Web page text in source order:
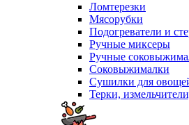
Ломтерезки
Мясорубки
Подогреватели и
Ручные миксеры
Ручные
Соковыжималки
Сушилки для
Терки,